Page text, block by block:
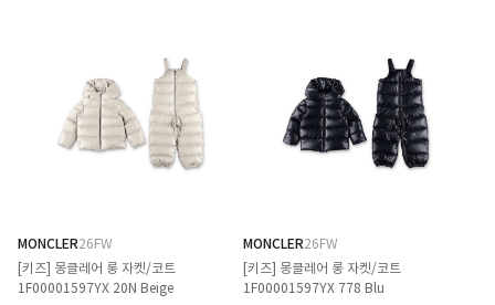
MONCLER26FW
[키즈] 몽클레어 롱 자켓/코트
1F00001597YX 20N Beige
MONCLER26FW
[키즈] 몽클레어 롱 자켓/코트
1F00001597YX 778 Blu